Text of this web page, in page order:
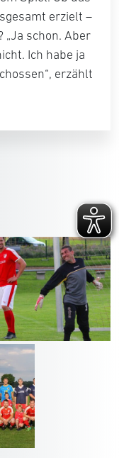
erzielt –
schon. Aber
Ich habe ja
erzählt